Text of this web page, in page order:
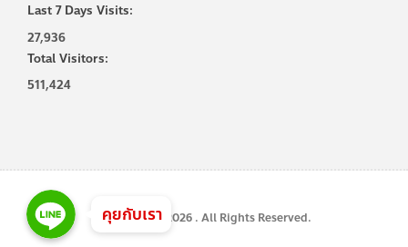
Last 7 Days Visits:
27,936
Total Visitors:
511,424
Copyright © 2026 . All Rights Reserved.
Line
Line
Line
คุยกับเรา